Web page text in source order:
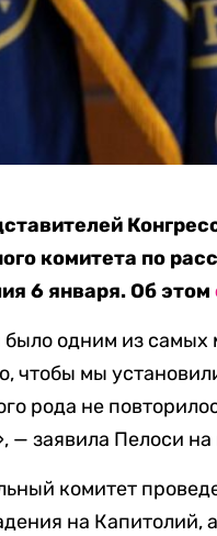
комитета по
6 января. Об этом
одним из
чтобы мы
рода не
— заявила Пелоси
комитет
на Капитолий,